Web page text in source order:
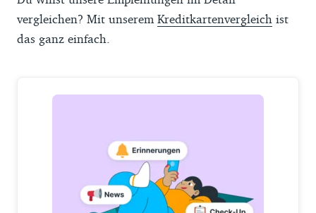
vergleichen? Mit unserem Kreditkartenvergleich ist
das ganz einfach.